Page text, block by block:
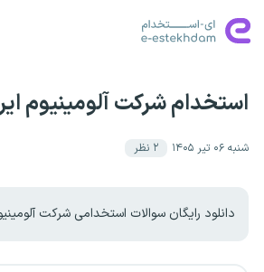
استخدام شرکت آلومینیوم
شنبه ۰۶ تیر ۱۴۰۵ ۲ نظر
دانلود رایگان سوالات استخدامی شرکت